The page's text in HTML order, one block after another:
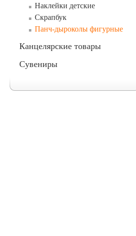
Наклейки детские
Скрапбук
Панч-дыроколы фигурные
Канцелярские товары
Сувениры